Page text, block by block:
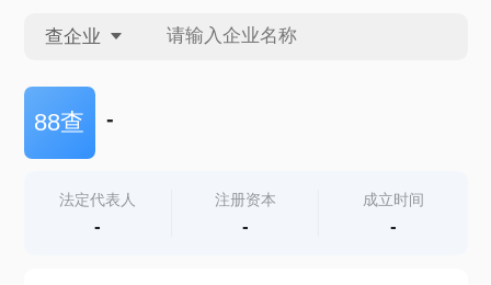
查企业
查企业
查产地
88查 -
法定代表人
-
注册资本
-
成立时间
-